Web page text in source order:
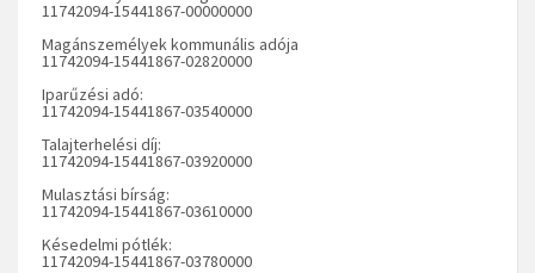
11742094-15441867-00000000
Magánszemélyek kommunális adója
11742094-15441867-02820000
Iparűzési adó:
11742094-15441867-03540000
Talajterhelési díj:
11742094-15441867-03920000
Mulasztási bírság:
11742094-15441867-03610000
Késedelmi pótlék:
11742094-15441867-03780000